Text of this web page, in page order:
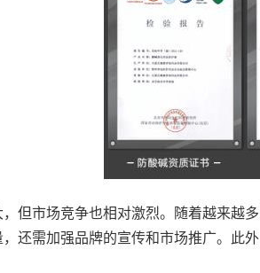
但市场竞争也相对激烈。随着越来
还需加强品牌的宣传和市场推广。